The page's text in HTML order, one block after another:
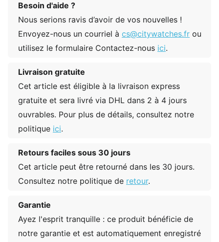
Besoin d'aide ?
Nous serions ravis d’avoir de vos nouvelles !
Envoyez-nous un courriel à cs@citywatches.fr ou
utilisez le formulaire Contactez-nous ici.
Livraison gratuite
Cet article est éligible à la livraison express
gratuite et sera livré via DHL dans 2 à 4 jours
ouvrables. Pour plus de détails, consultez notre
politique ici.
Retours faciles sous 30 jours
Cet article peut être retourné dans les 30 jours.
Consultez notre politique de retour.
Garantie
Ayez l'esprit tranquille : ce produit bénéficie de
notre garantie et est automatiquement enregistré